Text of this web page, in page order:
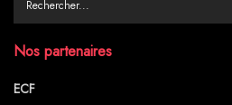
Nos partenaires
ECF